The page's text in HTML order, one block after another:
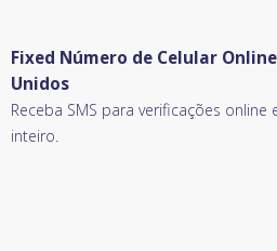
Fixed Número de Celular
Unidos
Receba SMS para verificações online
inteiro.